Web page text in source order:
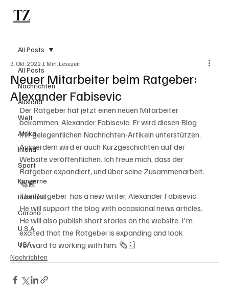
TZ
All Posts
Nachrichten
Ausland
Welt
Afrika
Inland
Sport
Konzerne
Russland
Corona
U.S.A
USA
All Posts
Neuer Mitarbeiter beim Ratgeber:
Alexander Fabisevic
3. Okt. 2022 1 Min. Lesezeit
Der Ratgeber hat jetzt einen neuen Mitarbeiter
bekommen, Alexander Fabisevic. Er wird diesen Blog
mit gelegentlichen Nachrichten-Artikeln unterstützen.
Ausserdem wird er auch Kurzgeschichten auf der
Website veröffentlichen. Ich freue mich, dass der
Ratgeber expandiert, und über seine Zusammenarbeit.
🗞📰
The Ratgeber  has a new writer, Alexander Fabisevic.
He will support the blog with occasional news articles.
He will also publish short stories on the website. I'm
excited that the Ratgeber is expanding and look
forward to working with him. 🗞📰
Nachrichten